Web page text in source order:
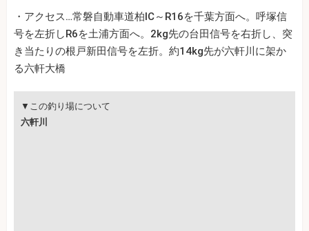
・アクセス…常磐自動車道柏IC～R16を千葉方面へ。呼塚信
号を左折しR6を土浦方面へ。2kg先の台田信号を右折し、突
き当たりの根戸新田信号を左折。約14kg先が六軒川に架か
る六軒大橋
▼この釣り場について
六軒川